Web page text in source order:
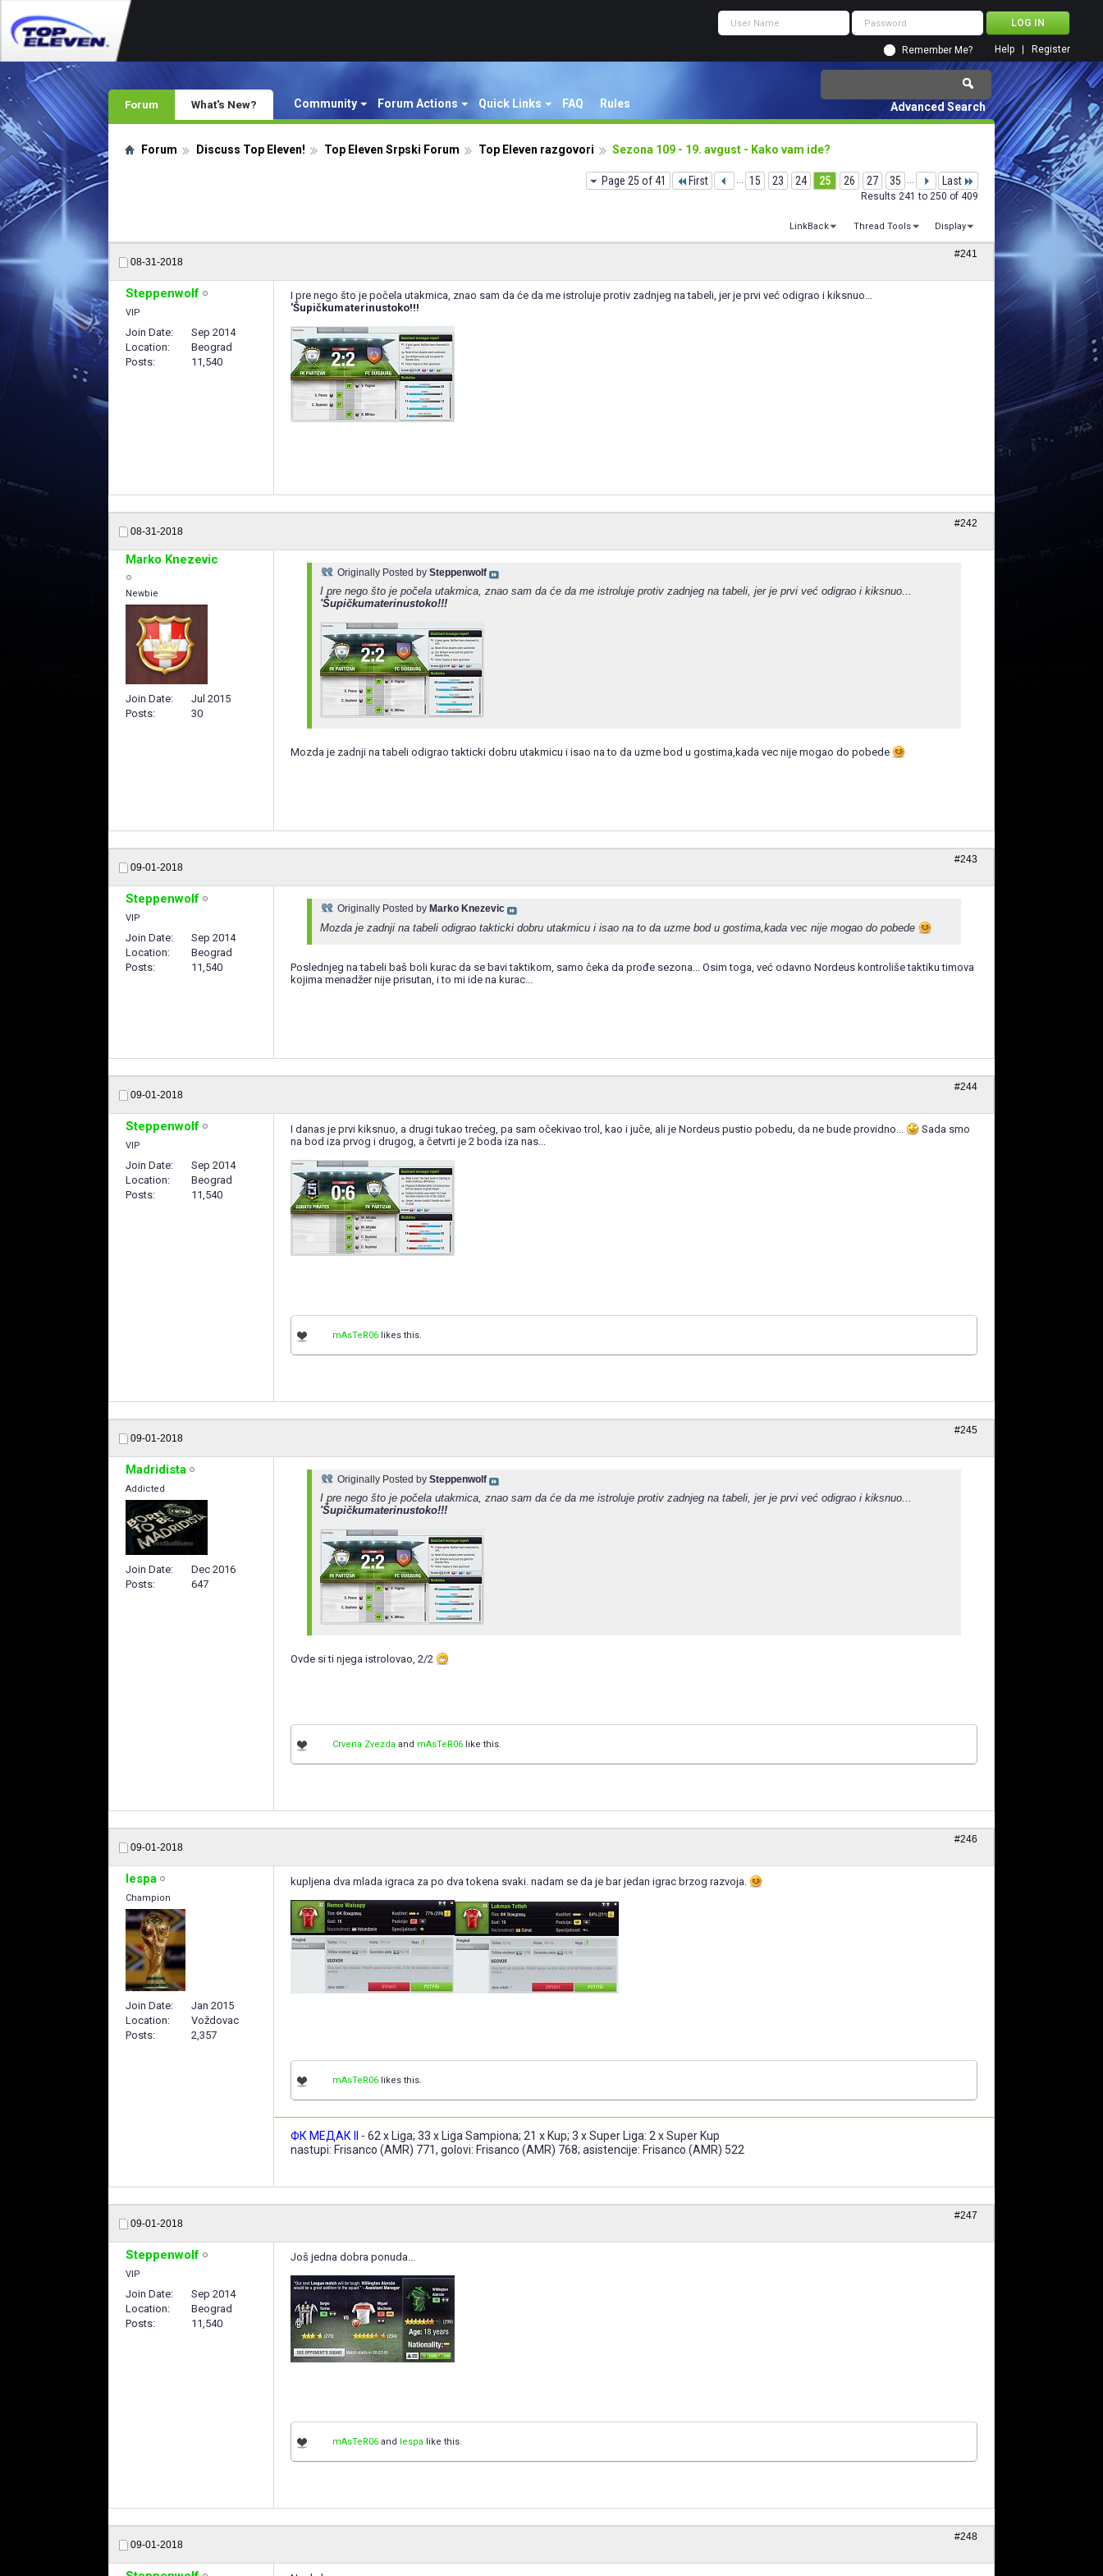
Remember Me? Register
Help
Forum Community Forum Actions Quick Links FAQ Rules
What's New? Advanced Search
Forum Discuss Top Eleven! Top Eleven Srpski Forum Top Eleven razgovori Sezona 109 - 19. avgust - Kako vam ide?
Page 25 of 41 First ... 15 23 24 25 26 27 35 ... Last
Results 241 to 250 of 409
LinkBack Thread Tools Display
08-31-2018
#241
Steppenwolf
VIP
Join Date
Sep 2014
Location
Beograd
Posts
11,540
I pre nego što je počela utakmica, znao sam da će da me istroluje protiv zadnjeg na tabeli, jer je prvi već odigrao i kiksnuo...
'Šupičkumaterinustoko!!!
08-31-2018
#242
Marko Knezevic
Newbie
Join Date
Jul 2015
Posts
30
Originally Posted by Steppenwolf
I pre nego što je počela utakmica, znao sam da će da me istroluje protiv zadnjeg na tabeli, jer je prvi već odigrao i kiksnuo...
'Šupičkumaterinustoko!!!
Mozda je zadnji na tabeli odigrao takticki dobru utakmicu i isao na to da uzme bod u gostima,kada vec nije mogao do pobede
09-01-2018
#243
Steppenwolf
VIP
Join Date
Sep 2014
Location
Beograd
Posts
11,540
Originally Posted by Marko Knezevic
Mozda je zadnji na tabeli odigrao takticki dobru utakmicu i isao na to da uzme bod u gostima,kada vec nije mogao do pobede
Poslednjeg na tabeli baš boli kurac da se bavi taktikom, samo čeka da prođe sezona... Osim toga, već odavno Nordeus kontroliše taktiku timova
kojima menadžer nije prisutan, i to mi ide na kurac...
09-01-2018
#244
Steppenwolf
VIP
Join Date
Sep 2014
Location
Beograd
Posts
11,540
I danas je prvi kiksnuo, a drugi tukao trećeg, pa sam očekivao trol, kao i juče, ali je Nordeus pustio pobedu, da ne bude providno...
Sada smo
na bod iza prvog i drugog, a četvrti je 2 boda iza nas...
mAsTeR06 likes this.
09-01-2018
#245
Madridista
Addicted
Join Date
Dec 2016
Posts
647
Originally Posted by Steppenwolf
I pre nego što je počela utakmica, znao sam da će da me istroluje protiv zadnjeg na tabeli, jer je prvi već odigrao i kiksnuo...
'Šupičkumaterinustoko!!!
Ovde si ti njega istrolovao, 2/2
Crvena Zvezda and mAsTeR06 like this.
09-01-2018
#246
lespa
Champion
Join Date
Jan 2015
Location
Voždovac
Posts
2,357
kupljena dva mlada igraca za po dva tokena svaki. nadam se da je bar jedan igrac brzog razvoja.
mAsTeR06 likes this.
ФК МЕДАК II
- 62 x Liga; 33 x Liga Sampiona; 21 x Kup; 3 x Super Liga: 2 x Super Kup
nastupi: Frisanco (AMR) 771, golovi: Frisanco (AMR) 768; asistencije: Frisanco (AMR) 522
09-01-2018
#247
Steppenwolf
VIP
Join Date
Sep 2014
Location
Beograd
Posts
11,540
Još jedna dobra ponuda...
mAsTeR06 and lespa like this.
09-01-2018
#248